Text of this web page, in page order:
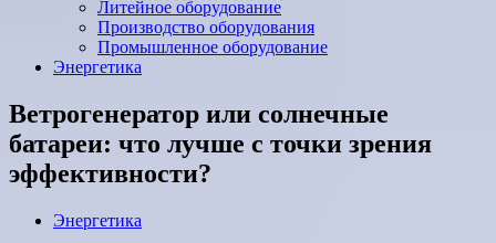
Литейное оборудование
Производство оборудования
Промышленное оборудование
Энергетика
Ветрогенератор или солнечные
батареи: что лучше с точки зрения
эффективности?
Энергетика